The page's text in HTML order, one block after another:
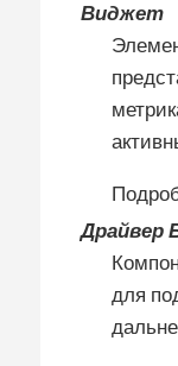
Виджет
Драйвер
для